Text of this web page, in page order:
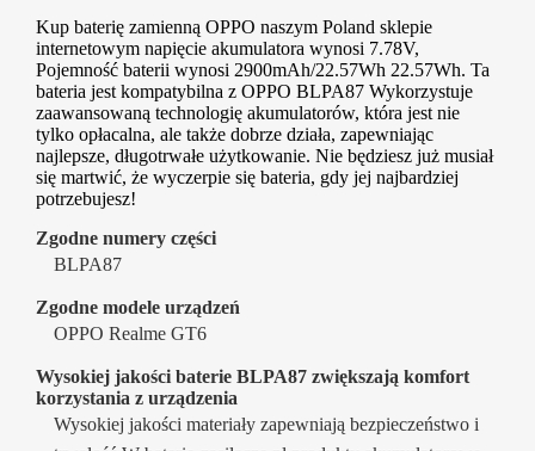
Kup baterię zamienną OPPO naszym Poland sklepie
internetowym napięcie akumulatora wynosi 7.78V,
Pojemność baterii wynosi 2900mAh/22.57Wh 22.57Wh. Ta
bateria jest kompatybilna z OPPO BLPA87 Wykorzystuje
zaawansowaną technologię akumulatorów, która jest nie
tylko opłacalna, ale także dobrze działa, zapewniając
najlepsze, długotrwałe użytkowanie. Nie będziesz już musiał
się martwić, że wyczerpie się bateria, gdy jej najbardziej
potrzebujesz!
Zgodne numery części
BLPA87
Zgodne modele urządzeń
OPPO Realme GT6
Wysokiej jakości baterie BLPA87 zwiększają komfort
korzystania z urządzenia
Wysokiej jakości materiały zapewniają bezpieczeństwo i